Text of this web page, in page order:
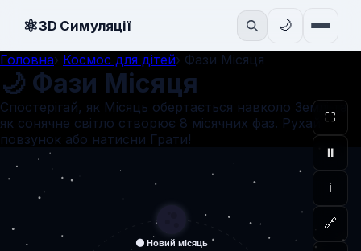
⚛3D Симуляції 🌙
Головна› Космос для дітей› Фази Місяця
🌙 Фази Місяця
Спостерігай, як Місяць обертається навколо Землі та
як сонячне світло створює 8 місячних фаз. Рухай
повзунок або натисни Грати!
⛶
⏸
ℹ
🔗